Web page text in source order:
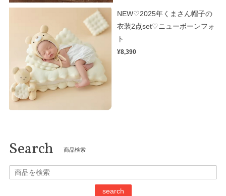
NEW♡2025年くまさん帽子の
衣装2点set♡ニューボーンフォ
ト
¥8,390
Search 商品検索
search